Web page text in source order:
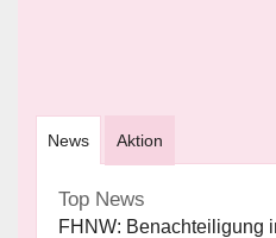
News Aktion
Top News
FHNW: Benachteiligung